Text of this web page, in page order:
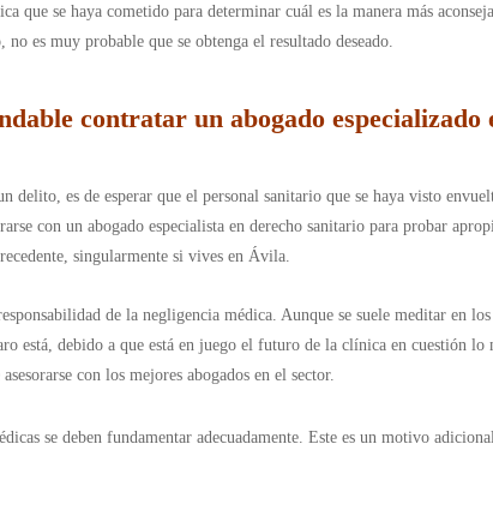
que se haya cometido para determinar cuál es la manera más
es muy probable que se obtenga el resultado deseado.
contratar un abogado
es de esperar que el personal sanitario que se haya visto
con un abogado especialista en derecho sanitario para probar
singularmente si vives en Ávila.
de la negligencia médica. Aunque se suele meditar en
está, debido a que está en juego el futuro de la clínica en cuestión lo
con los mejores abogados en el sector.
se deben fundamentar adecuadamente. Este es un motivo